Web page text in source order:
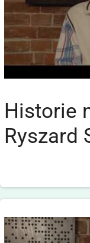
Historie
Ryszard